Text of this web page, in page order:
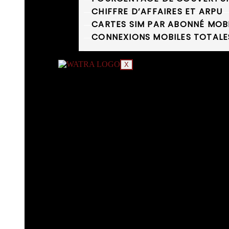
CHIFFRE D’AFFAIRES ET ARPU
CARTES SIM PAR ABONNÉ
CONNEXIONS MOBILES
X